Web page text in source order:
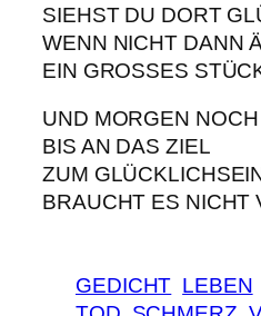
SIEHST DU DORT
WENN NICHT DANN
EIN GROSSES
UND MORGEN
BIS AN DAS ZIEL
ZUM
BRAUCHT ES NICHT
GEDICHT LEBEN